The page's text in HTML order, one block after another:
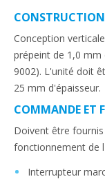
Conception
prépeint de 1,0 mm
9002). L'unité doit
25 mm d'épaisseur.
COMMANDE ET
Doivent être
fonctionnement de
Interrupteur